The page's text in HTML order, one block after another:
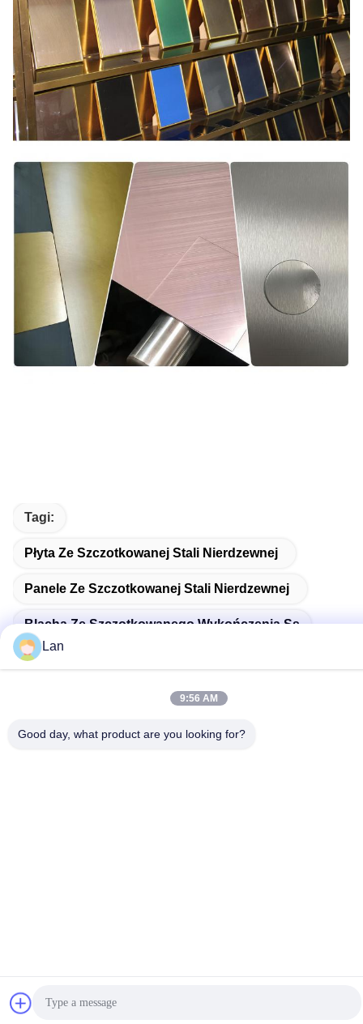
Tagi:
Płyta Ze Szczotkowanej Stali Nierdzewnej
Panele Ze Szczotkowanej Stali Nierdzewnej
Blacha Ze Szczotkowanego Wykończenia Ss
Lan
9:56 AM
Good day, what product are you looking for?